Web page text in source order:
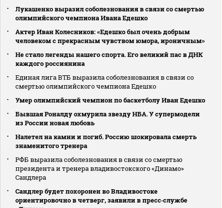
Лукашенко выразил соболезнования в связи со смертью
олимпийского чемпиона Ивана Едешко
Актер Иван Колесников: «Едешко был очень добрым
человеком с прекрасным чувством юмора, ироничным»
Не стало легенды нашего спорта. Его великий пас в ДНК
каждого россиянина
Единая лига ВТБ выразила соболезнования в связи со
смертью олимпийского чемпиона Едешко
Умер олимпийский чемпион по баскетболу Иван Едешко
Бывшая Роналду охмурила звезду НБА. У супермодели
из России новая любовь
Налетел на камни и погиб. Россию шокировала смерть
знаменитого тренера
РФБ выразила соболезнования в связи со смертью
президента и тренера владивостокского «Динамо»
Сандлера
Сандлер будет похоронен во Владивостоке
ориентировочно в четверг, заявили в пресс‑службе